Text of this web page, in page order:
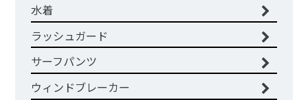
水着
ラッシュガード
サーフパンツ
ウィンドブレーカー